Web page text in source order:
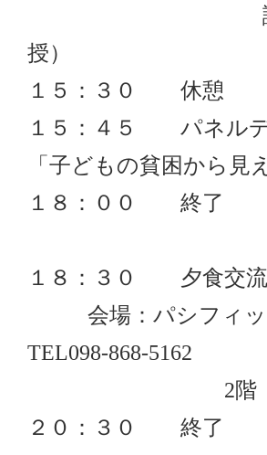
講師 浅井
授）
１５：３０ 休憩
１５：４５ パネル
「子どもの貧困から
１８：００ 終了
１８：３０ 夕食交
会場：パシフィッ
TEL098-868-5162
2階 万座・
２０：３０ 終了